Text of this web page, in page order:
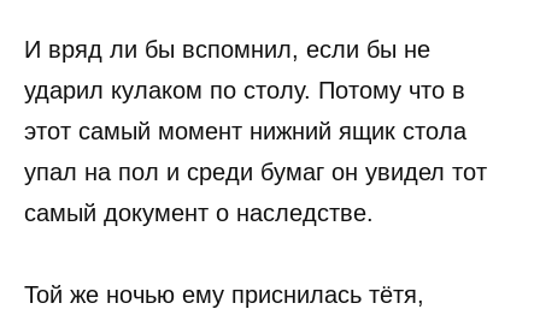
И вряд ли бы вспомнил, если бы не
ударил кулаком по столу. Потому что в
этот самый момент нижний ящик стола
упал на пол и среди бумаг он увидел тот
самый документ о наследстве.
Той же ночью ему приснилась тётя,